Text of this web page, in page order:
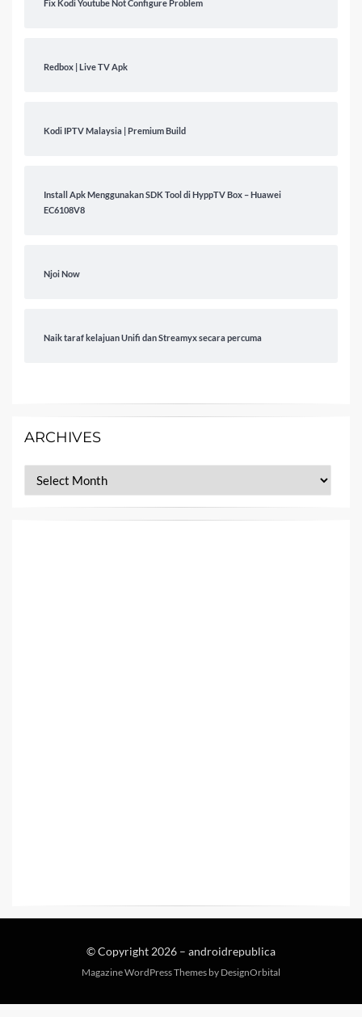
Fix Kodi Youtube Not Configure Problem
Redbox | Live TV Apk
Kodi IPTV Malaysia | Premium Build
Install Apk Menggunakan SDK Tool di HyppTV Box – Huawei
EC6108V8
Njoi Now
Naik taraf kelajuan Unifi dan Streamyx secara percuma
ARCHIVES
Archives
© Copyright 2026 – androidrepublica
Magazine WordPress Themes by DesignOrbital